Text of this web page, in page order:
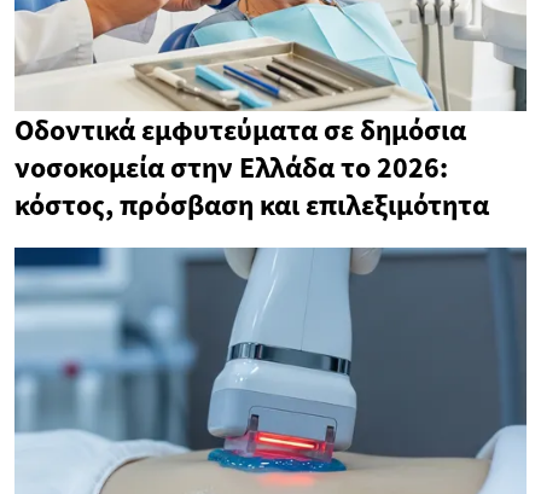
Οδοντικά εμφυτεύματα σε δημόσια
νοσοκομεία στην Ελλάδα το 2026:
κόστος, πρόσβαση και επιλεξιμότητα